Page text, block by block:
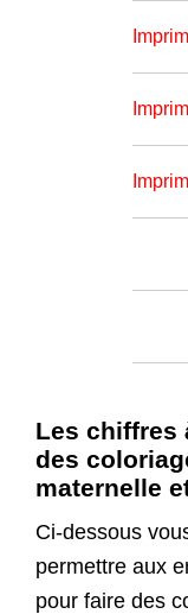
Les chiffres
des
maternelle
Ci-dessous
permettre aux
pour faire des